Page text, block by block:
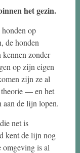
het gezin.
op
de honden
kennen zonder
op zijn eigen
zijn ze al
theorie — en het
aan de lijn lopen.
net is
kent de lijn nog
omgeving is al